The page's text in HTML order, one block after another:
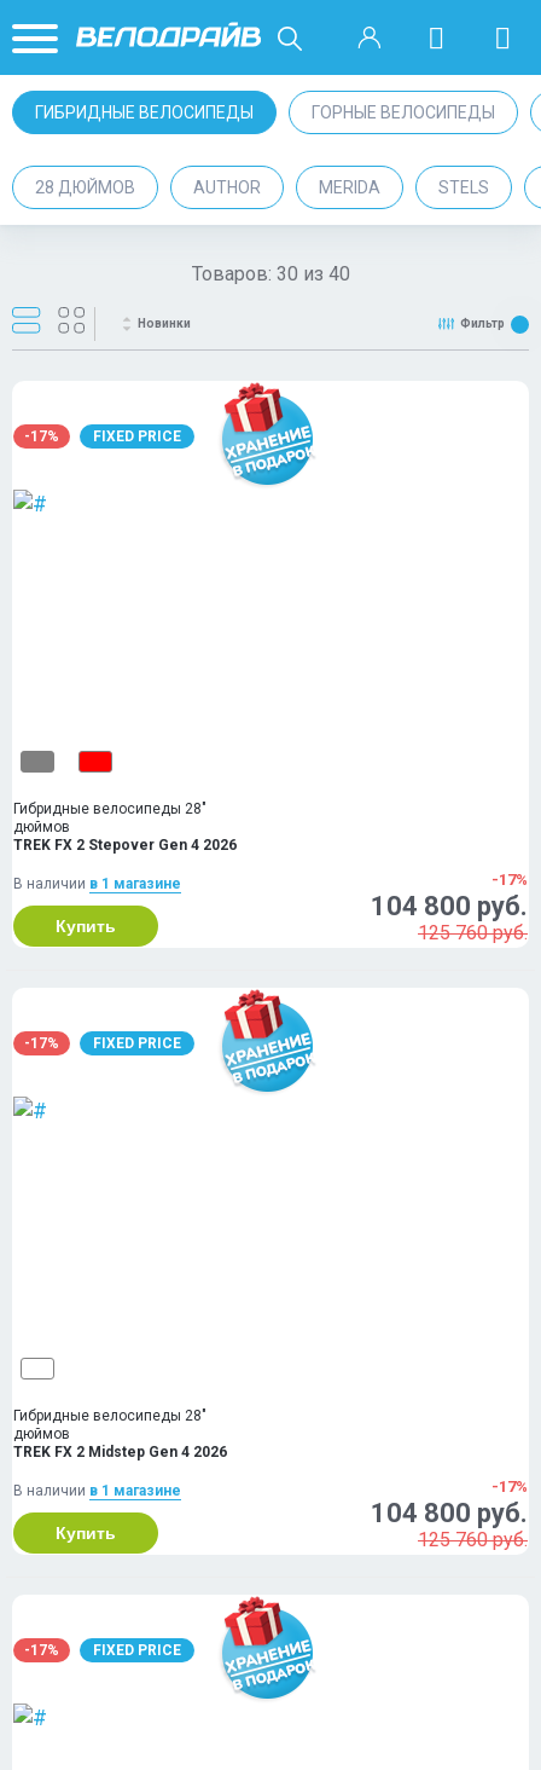
ГИБРИДНЫЕ ВЕЛОСИПЕДЫ ГОРНЫЕ ВЕЛОСИПЕДЫ
28 ДЮЙМОВ AUTHOR MERIDA STELS
Товаров: 30 из 40
Новинки Фильтр
-17% FIXED PRICE
Гибридные велосипеды 28"
дюймов
TREK FX 2 Stepover Gen 4 2026
В наличии в 1 магазинe
Купить
-17%
104 800 руб.
125 760 руб.
-17% FIXED PRICE
Гибридные велосипеды 28"
дюймов
TREK FX 2 Midstep Gen 4 2026
В наличии в 1 магазинe
Купить
-17%
104 800 руб.
125 760 руб.
-17% FIXED PRICE